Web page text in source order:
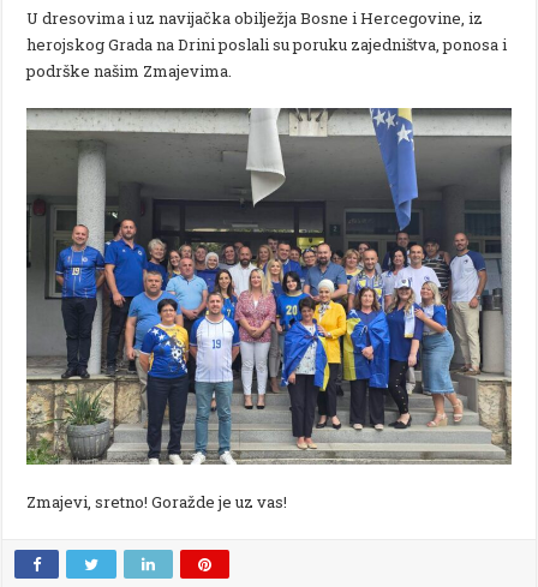
U dresovima i uz navijačka obilježja Bosne i Hercegovine, iz
herojskog Grada na Drini poslali su poruku zajedništva, ponosa i
podrške našim Zmajevima.
Zmajevi, sretno! Goražde je uz vas!